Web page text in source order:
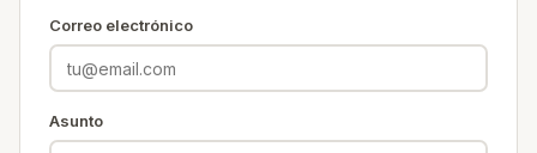
Correo electrónico
Asunto